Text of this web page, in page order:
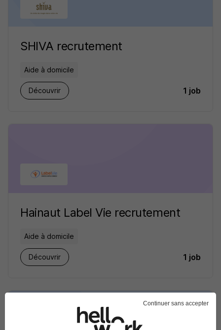
SHIVA recrutement
Aide à domicile
Découvrir 1 job
Hainaut Label Vie recrutement
Aide à domicile
Découvrir 1 job
Continuer sans accepter